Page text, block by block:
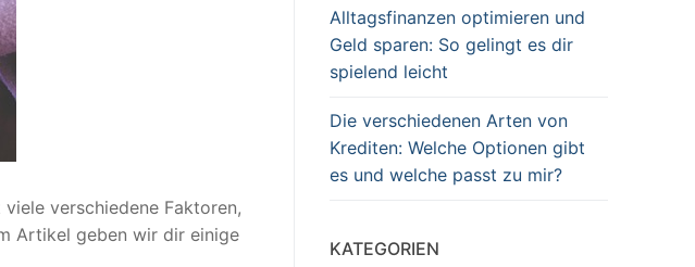
verschiedene Faktoren,
Artikel geben wir dir einige
Alltagsfinanzen optimieren und
Geld sparen: So gelingt es dir
spielend leicht
Die verschiedenen Arten von
Krediten: Welche Optionen gibt
es und welche passt zu mir?
KATEGORIEN